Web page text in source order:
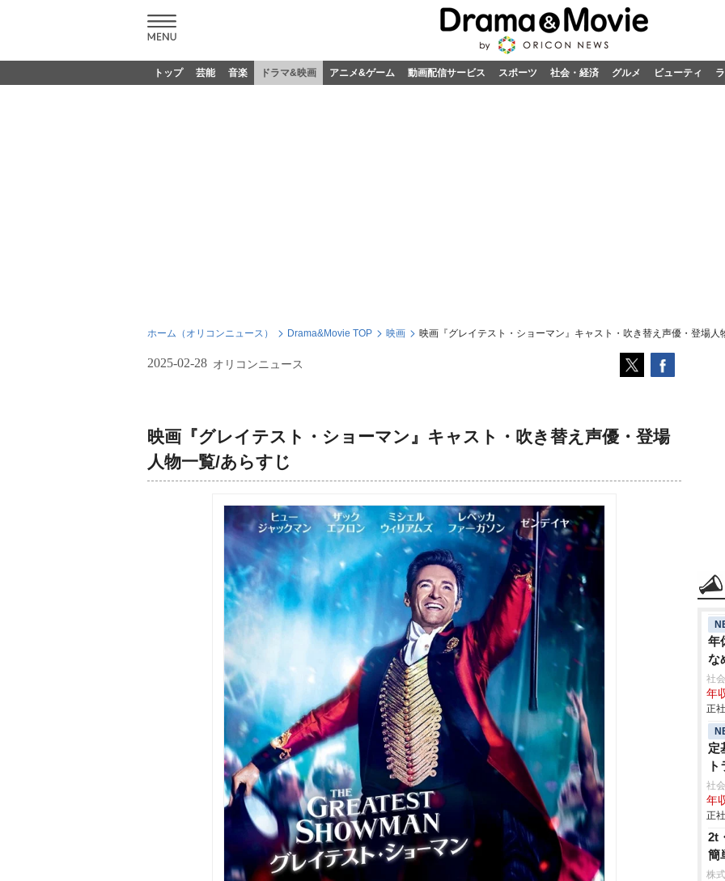
トップ 芸能 音楽 ドラマ&映画 アニメ&ゲーム 動画配信サービス スポーツ 社会・経済 グルメ ビューティ
ホーム（オリコンニュース） Drama&Movie TOP 映画 映画『グレイテスト・ショーマン』キャスト・吹き替え声優・登場人
2025-02-28 オリコンニュース
映画『グレイテスト・ショーマン』キャスト・吹き替え声優・登場
人物一覧/あらすじ
年
な
社
年
正
定
社
年
正
2t
簡
株